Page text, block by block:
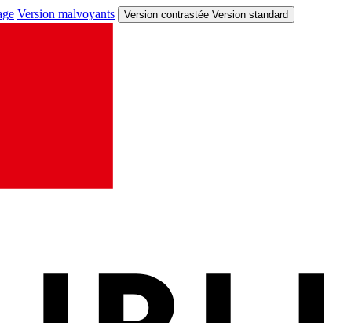
Version malvoyants Version contrastée Version standard